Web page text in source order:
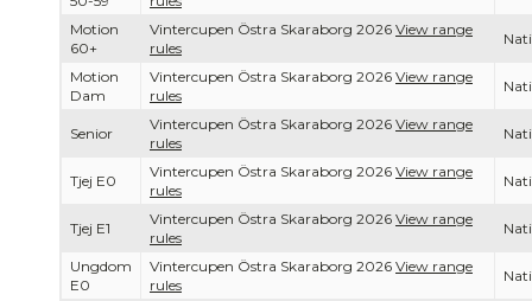
Motion
60+
Vintercupen Östra Skaraborg 2026 View range
rules
Motion
Dam
Vintercupen Östra Skaraborg 2026 View range
rules
Senior
Vintercupen Östra Skaraborg 2026 View range
rules
Tjej E0
Vintercupen Östra Skaraborg 2026 View range
rules
Tjej E1
Vintercupen Östra Skaraborg 2026 View range
rules
Ungdom
E0
Vintercupen Östra Skaraborg 2026 View range
rules